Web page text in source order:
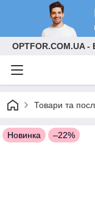
OPTFOR.COM.UA
Товари та
Новинка –22%